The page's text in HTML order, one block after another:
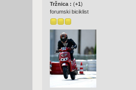
Tržnica :(+1)
forumski biciklist